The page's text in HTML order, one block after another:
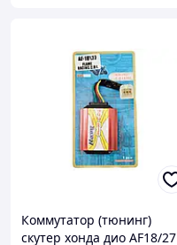
Коммутатор (тюнинг)
скутер хонда дио AF18/27